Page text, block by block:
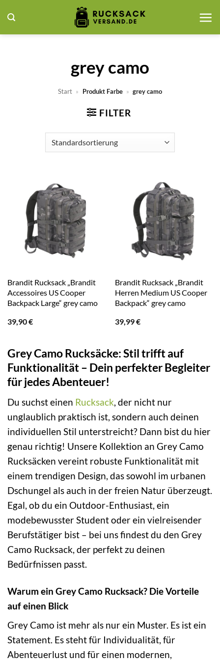
Inhalt
springen
grey camo
Start » Produkt Farbe » grey camo
FILTER
Brandit Rucksack „Brandit
Accessoires US Cooper
Backpack Large“ grey camo
39,90€
Brandit Rucksack „Brandit
Herren Medium US Cooper
Backpack“ grey camo
39,99€
Grey Camo Rucksäcke: Stil trifft auf
Funktionalität – Dein perfekter Begleiter
für jedes Abenteuer!
Du suchst einen Rucksack, der nicht nur
unglaublich praktisch ist, sondern auch deinen
individuellen Stil unterstreicht? Dann bist du hier
genau richtig! Unsere Kollektion an Grey Camo
Rucksäcken vereint robuste Funktionalität mit
einem trendigen Design, das sowohl im urbanen
Dschungel als auch in der freien Natur überzeugt.
Egal, ob du ein Outdoor-Enthusiast, ein
modebewusster Student oder ein vielreisender
Berufstätiger bist – bei uns findest du den Grey
Camo Rucksack, der perfekt zu deinen
Bedürfnissen passt.
Warum ein Grey Camo Rucksack? Die Vorteile
auf einen Blick
Grey Camo ist mehr als nur ein Muster. Es ist ein
Statement. Es steht für Individualität, für
Abenteuerlust und für einen modernen,